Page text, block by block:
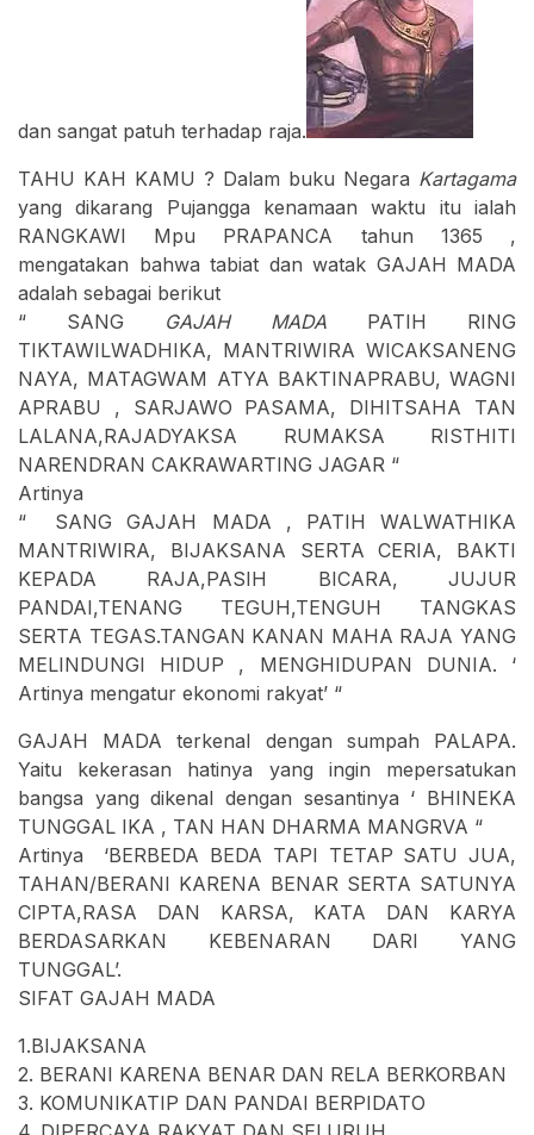
dan sangat patuh terhadap raja.
TAHU KAH KAMU ? Dalam buku Negara Kartagama
yang dikarang Pujangga kenamaan waktu itu ialah
RANGKAWI Mpu PRAPANCA tahun 1365 ,
mengatakan bahwa tabiat dan watak GAJAH MADA
adalah sebagai berikut
“ SANG GAJAH MADA PATIH RING
TIKTAWILWADHIKA, MANTRIWIRA WICAKSANENG
NAYA, MATAGWAM ATYA BAKTINAPRABU, WAGNI
APRABU , SARJAWO PASAMA, DIHITSAHA TAN
LALANA,RAJADYAKSA RUMAKSA RISTHITI
NARENDRAN CAKRAWARTING JAGAR “
Artinya
“ SANG GAJAH MADA , PATIH WALWATHIKA
MANTRIWIRA, BIJAKSANA SERTA CERIA, BAKTI
KEPADA RAJA,PASIH BICARA, JUJUR
PANDAI,TENANG TEGUH,TENGUH TANGKAS
SERTA TEGAS.TANGAN KANAN MAHA RAJA YANG
MELINDUNGI HIDUP , MENGHIDUPAN DUNIA. ‘
Artinya mengatur ekonomi rakyat’ “
GAJAH MADA terkenal dengan sumpah PALAPA.
Yaitu kekerasan hatinya yang ingin mepersatukan
bangsa yang dikenal dengan sesantinya ‘ BHINEKA
TUNGGAL IKA , TAN HAN DHARMA MANGRVA “
Artinya ‘BERBEDA BEDA TAPI TETAP SATU JUA,
TAHAN/BERANI KARENA BENAR SERTA SATUNYA
CIPTA,RASA DAN KARSA, KATA DAN KARYA
BERDASARKAN KEBENARAN DARI YANG
TUNGGAL’.
SIFAT GAJAH MADA
1.BIJAKSANA
2. BERANI KARENA BENAR DAN RELA BERKORBAN
3. KOMUNIKATIP DAN PANDAI BERPIDATO